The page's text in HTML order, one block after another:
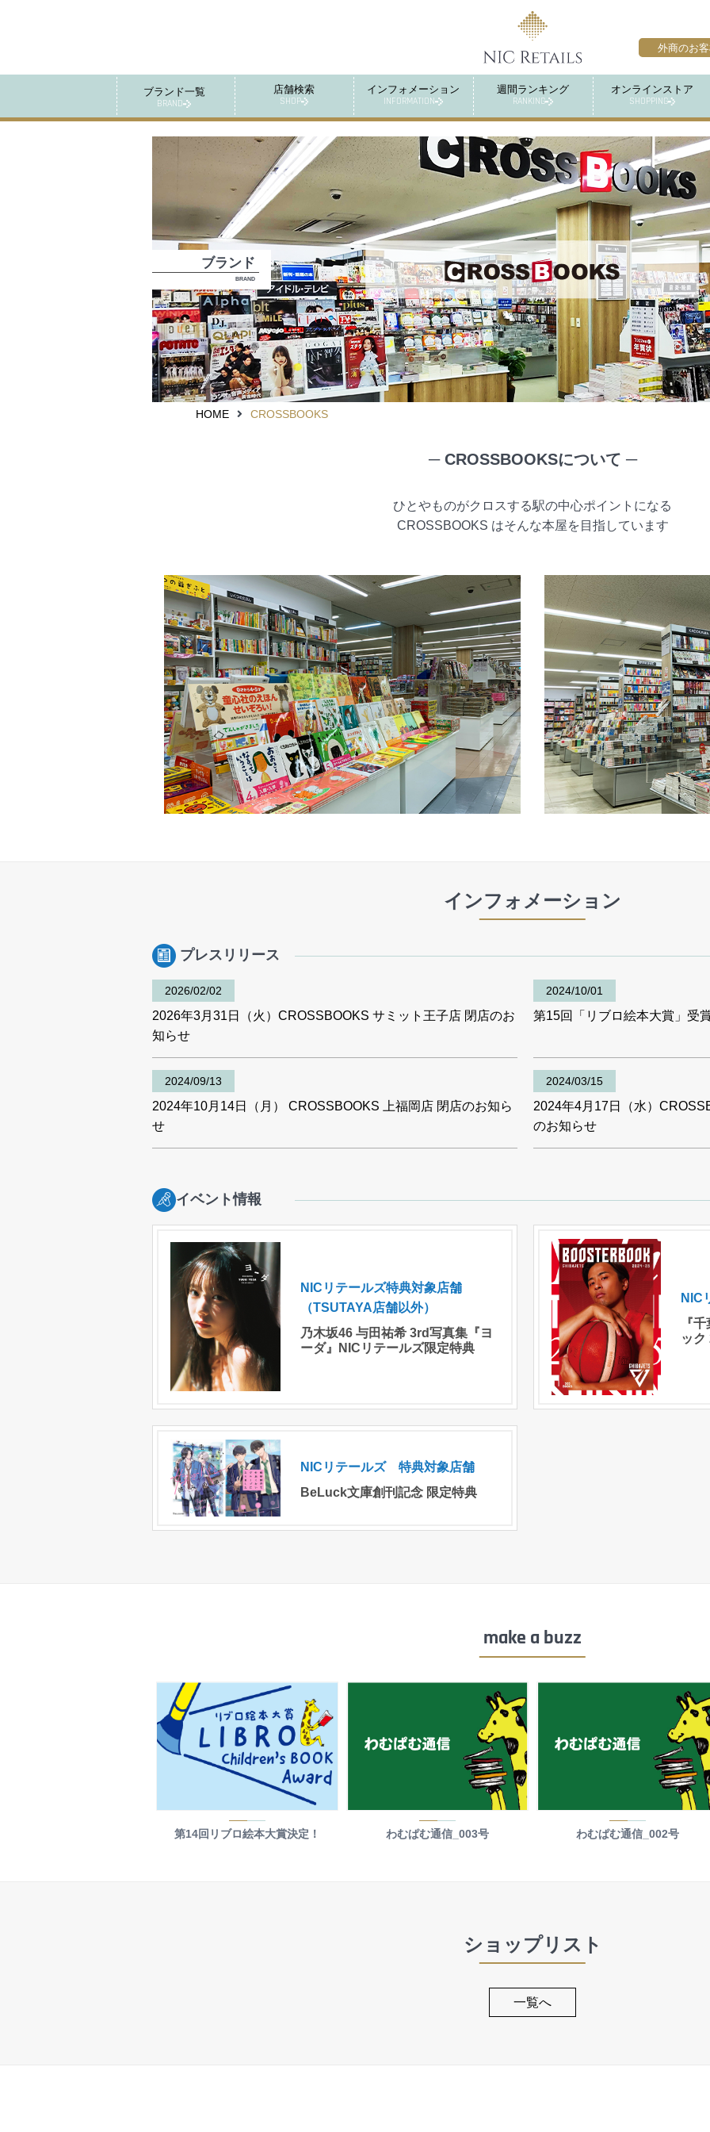
ブランド一覧
BRAND
店舗検索
SHOP
インフォメーション
INFORMATION
週間ランキング
RANKING
オンラインストア
SHOPPING
外商のお
ブランド
BRAND
HOME CROSSBOOKS
─ CROSSBOOKSについて ─
ひとやものがクロスする駅の中心ポイントになる
CROSSBOOKS はそんな本屋を目指しています
インフォメーション
プレスリリース
2026/02/02
2026年3月31日（火）CROSSBOOKS サミット王子店 閉店のお
知らせ
2024/10/01
第15回「リブロ絵本大賞」
2024/09/13
2024年10月14日（月） CROSSBOOKS 上福岡店 閉店のお知ら
せ
2024/03/15
2024年4月17日（水）
のお知らせ
イベント情報
NICリテールズ特典対象店舗
（TSUTAYA店舗以外）
乃木坂46 与田祐希 3rd写真集『ヨ
ーダ』NICリテールズ限定特典
NIC
『
ック
NICリテールズ 特典対象店舗
BeLuck文庫創刊記念 限定特典
make a buzz
第14回リブロ絵本大賞決定！ わむぱむ通信_003号 わむぱむ通信_002号
ショップリスト
一覧へ